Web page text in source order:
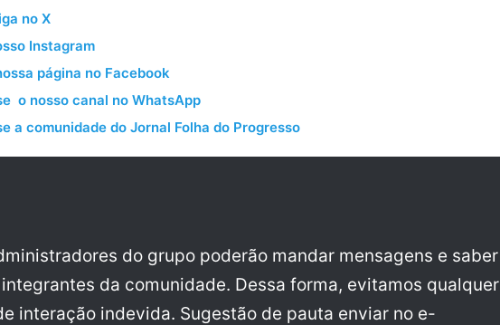
no X
Instagram
página no Facebook
o nosso canal no WhatsApp
a comunidade do Jornal Folha do Progresso
do grupo poderão mandar mensagens e saber
da comunidade. Dessa forma, evitamos qualquer
interação indevida. Sugestão de pauta enviar no e-